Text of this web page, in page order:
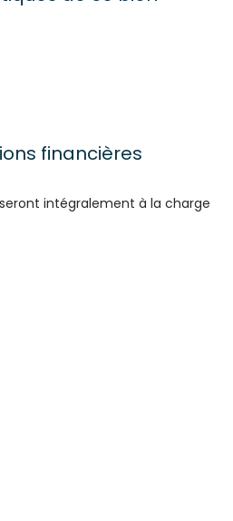
financières
intégralement à la charge